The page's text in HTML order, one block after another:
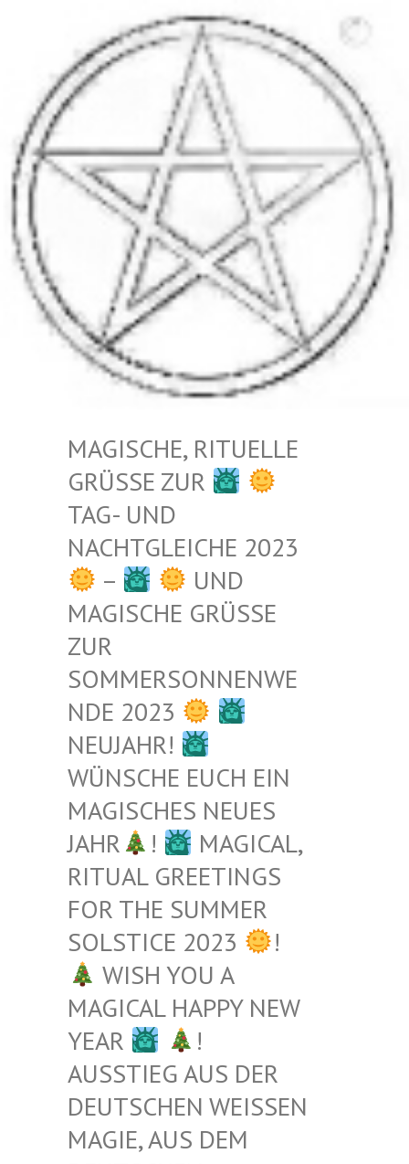
MAGISCHE, RITUELLE
GRÜSSE ZUR
TAG- UND
NACHTGLEICHE 2023
–
UND
MAGISCHE GRÜSSE Z
UR S
OMMERSONNENWEN
DE 2023
NEUJAHR!
WÜNSCHE EUCH EIN
MAGISCHES NEUES
JAHR
!
MAGICAL,
RITUAL GREETINGS
FOR THE SUMMER
SOLSTICE 2023
!
WISH YOU A
MAGICAL HAPPY NEW
YEAR
!
AUSSTIEG AUS DER
DEUTSCHEN WEISSEN M
AGIE, AUS DEM D